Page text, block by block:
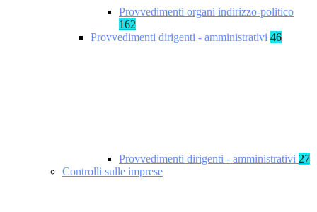
Provvedimenti organi indirizzo-politico
162
Provvedimenti dirigenti - amministrativi 46
Provvedimenti dirigenti - amministrativi 27
Controlli sulle imprese